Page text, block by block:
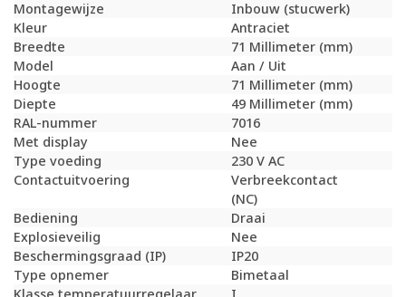
Montagewijze
Inbouw (stucwerk)
Kleur
Antraciet
Breedte
71 Millimeter (mm)
Model
Aan / Uit
Hoogte
71 Millimeter (mm)
Diepte
49 Millimeter (mm)
RAL-nummer
7016
Met display
Nee
Type voeding
230 V AC
Contactuitvoering
Verbreekcontact
(NC)
Bediening
Draai
Explosieveilig
Nee
Beschermingsgraad (IP)
IP20
Type opnemer
Bimetaal